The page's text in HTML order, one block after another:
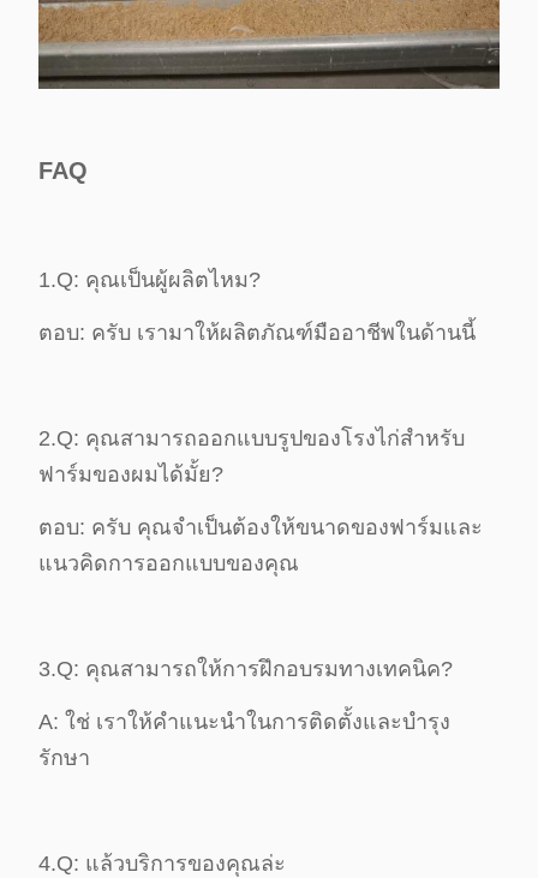
FAQ
1.Q: คุณเป็นผู้ผลิตไหม?
ตอบ: ครับ เรามาให้ผลิตภัณฑ์มืออาชีพในด้านนี้
2.Q: คุณสามารถออกแบบรูปของโรงไก่สําหรับ
ฟาร์มของผมได้มั้ย?
ตอบ: ครับ คุณจําเป็นต้องให้ขนาดของฟาร์มและ
แนวคิดการออกแบบของคุณ
3.Q: คุณสามารถให้การฝึกอบรมทางเทคนิค?
A: ใช่ เราให้คําแนะนําในการติดตั้งและบํารุง
รักษา
4.Q: แล้วบริการของคุณล่ะ